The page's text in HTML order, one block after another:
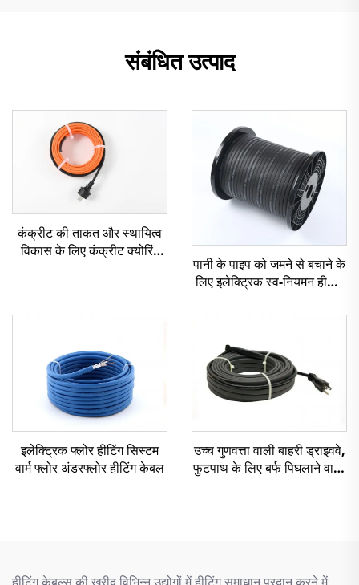
संबंधित उत्पाद
कंक्रीट की ताकत और स्थायित्व
विकास के लिए कंक्रीट क्योरिंग
पानी के पाइप को जमने से बचाने के
लिए इलेक्ट्रिक स्व-नियमन हीटिंग
इलेक्ट्रिक फ्लोर हीटिंग सिस्टम
वार्म फ्लोर अंडरफ्लोर हीटिंग केबल
उच्च गुणवत्ता वाली बाहरी ड्राइववे,
फुटपाथ के लिए बर्फ पिघलाने वाली